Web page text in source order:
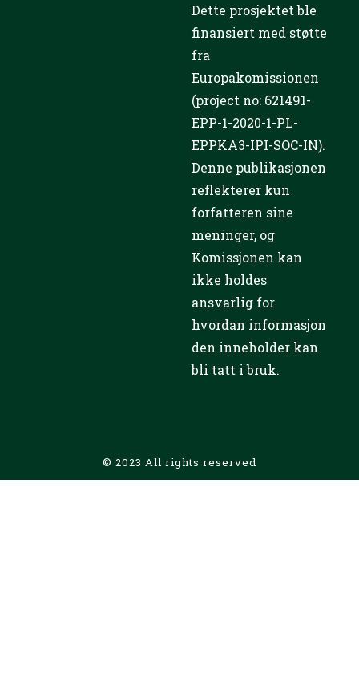
Dette prosjektet ble
finansiert med støtte
fra
Europakomissionen
(project no: 621491-
EPP-1-2020-1-PL-
EPPKA3-IPI-SOC-IN).
Denne publikasjonen
reflekterer kun
forfatteren sine
meninger, og
Komissjonen kan
ikke holdes
ansvarlig for
hvordan informasjon
den inneholder kan
bli tatt i bruk.
© 2023 All rights reserved